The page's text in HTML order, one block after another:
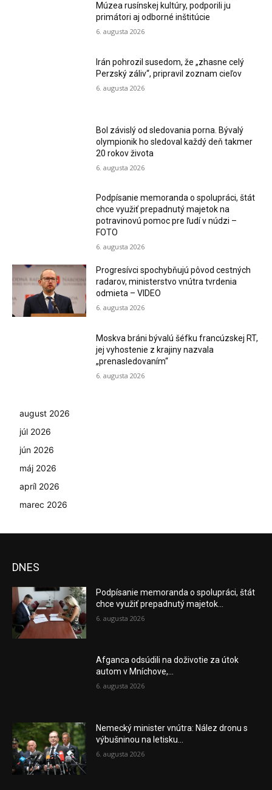
Múzea rusínskej kultúry, podporili ju
primátori aj odborné inštitúcie
6. augusta 2026
Irán pohrozil susedom, že „zhasne celý
Perzský záliv“, pripravil zoznam cieľov
6. augusta 2026
Bol závislý od sledovania porna. Bývalý
olympionik ho sledoval každý deň takmer
20 rokov života
6. augusta 2026
Podpísanie memoranda o spolupráci, štát
chce využiť prepadnutý majetok na
potravinovú pomoc pre ľudí v núdzi –
FOTO
6. augusta 2026
Progresívci spochybňujú pôvod cestných
radarov, ministerstvo vnútra tvrdenia
odmieta – VIDEO
6. augusta 2026
Moskva bráni bývalú šéfku francúzskej RT,
jej vyhostenie z krajiny nazvala
„prenasledovaním“
6. augusta 2026
august 2026
júl 2026
jún 2026
máj 2026
apríl 2026
marec 2026
DNES
Podpísanie memoranda o spolupráci, štát
chce využiť prepadnutý majetok...
6. augusta 2026
Afganca odsúdili na doživotie za útok
autom v Mníchove,...
6. augusta 2026
Nemecký minister vnútra: Nález dronu s
výbušninou na letisku...
6. augusta 2026